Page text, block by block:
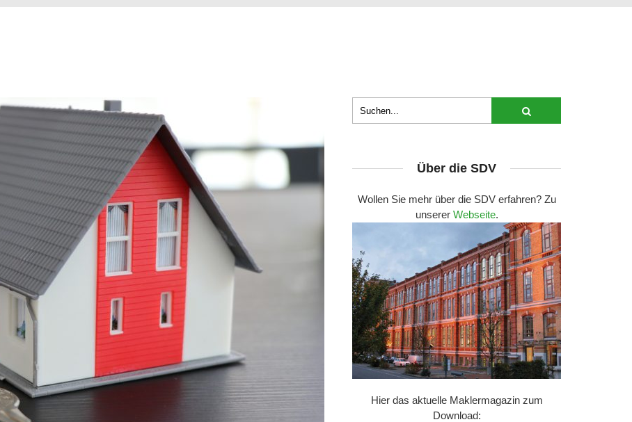
Über die SDV
Wollen Sie mehr über die SDV erfahren? Zu
unserer Webseite.
Hier das aktuelle Maklermagazin zum
Download: